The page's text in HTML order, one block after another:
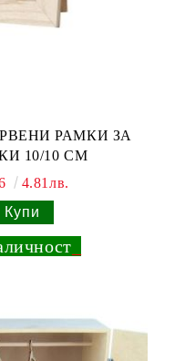
РАМКИ ЗА
10/10 СМ
4.81лв.